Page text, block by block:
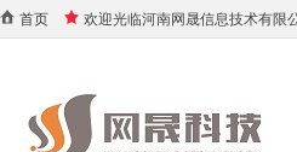
首页 欢迎光临河南网晟信息技术有限